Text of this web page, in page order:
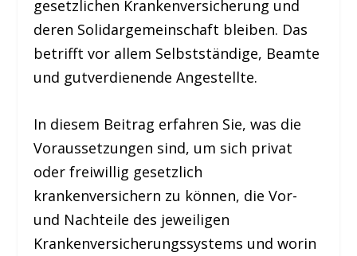
gesetzlichen Krankenversicherung und
deren Solidargemeinschaft bleiben. Das
betrifft vor allem Selbstständige, Beamte
und gutverdienende Angestellte.
In diesem Beitrag erfahren Sie, was die
Voraussetzungen sind, um sich privat
oder freiwillig gesetzlich
krankenversichern zu können, die Vor-
und Nachteile des jeweiligen
Krankenversicherungssystems und worin